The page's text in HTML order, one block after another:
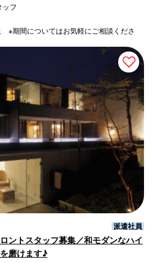
ッフ
※期間についてはお気軽にご相談くださ
派遣社員
ントスタッフ募集／和モダンなハイ
磨けます♪